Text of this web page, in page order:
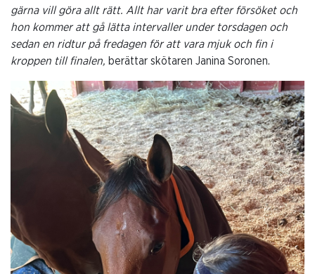
gärna vill göra allt rätt. Allt har varit bra efter försöket och
hon kommer att gå lätta intervaller under torsdagen och
sedan en ridtur på fredagen för att vara mjuk och fin i
kroppen till finalen, berättar skötaren Janina Soronen.